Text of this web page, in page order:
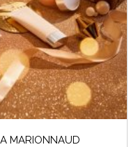
MARIONNAUD